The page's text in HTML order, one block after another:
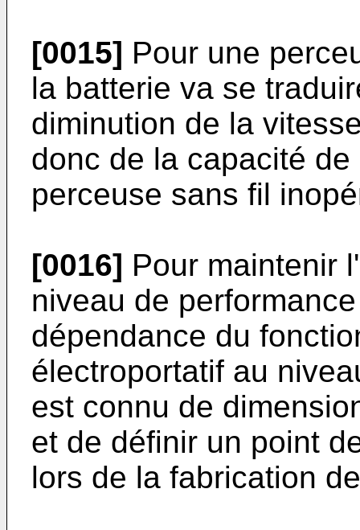
[0015] Pour une
la batterie va se
diminution de la
donc de la capacité
perceuse sans fil
[0016] Pour maintenir
niveau de
dépendance du
électroportatif au
est connu de
et de définir un point
lors de la fabrication